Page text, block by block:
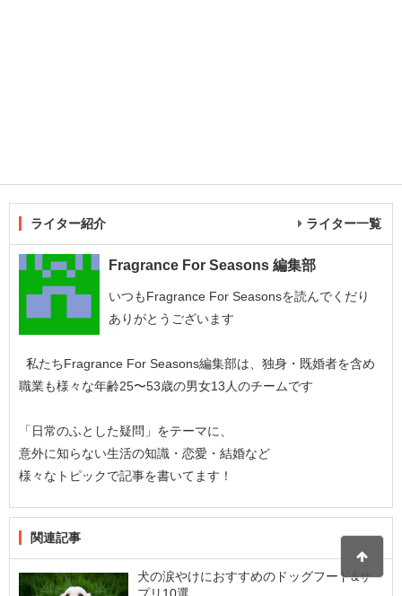
ライター紹介 ライター一覧
Fragrance For Seasons 編集部
いつもFragrance For Seasonsを読んでくだり
ありがとうございます
私たちFragrance For Seasons編集部は、独身・既婚者を含め
職業も様々な年齢25〜53歳の男女13人のチームです
「日常のふとした疑問」をテーマに、
意外に知らない生活の知識・恋愛・結婚など
様々なトピックで記事を書いてます！
関連記事
犬の涙やけにおすすめのドッグフード&サ